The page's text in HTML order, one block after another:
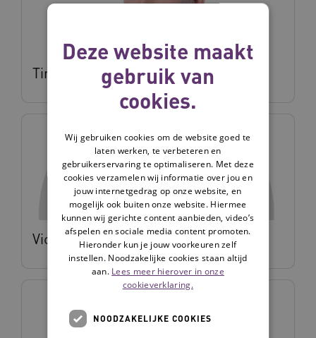
Tim van Zanten
Vicky Los
Deze website maakt
gebruik van
cookies.
Wij gebruiken cookies om de website goed te
laten werken, te verbeteren en
gebruikerservaring te optimaliseren. Met deze
cookies verzamelen wij informatie over jou en
jouw internetgedrag op onze website, en
mogelijk ook buiten onze website. Hiermee
kunnen wij gerichte content aanbieden, video’s
afspelen en sociale media content promoten.
Hieronder kun je jouw voorkeuren zelf
instellen. Noodzakelijke cookies staan altijd
aan. Lees meer hierover in onze
cookieverklaring.
NOODZAKELIJKE COOKIES